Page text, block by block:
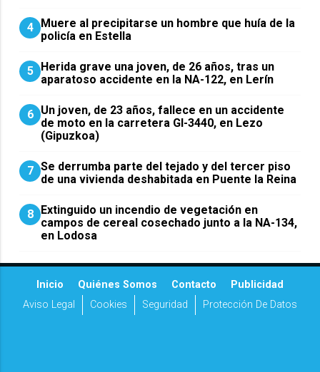
4 Muere al precipitarse un hombre que huía de la
policía en Estella
5 Herida grave una joven, de 26 años, tras un
aparatoso accidente en la NA-122, en Lerín
6 Un joven, de 23 años, fallece en un accidente
de moto en la carretera GI-3440, en Lezo
(Gipuzkoa)
7 Se derrumba parte del tejado y del tercer piso
de una vivienda deshabitada en Puente la Reina
8 Extinguido un incendio de vegetación en
campos de cereal cosechado junto a la NA-134,
en Lodosa
Inicio Quiénes Somos Contacto
Publicidad
Aviso Legal
Cookies Seguridad Protección De Datos